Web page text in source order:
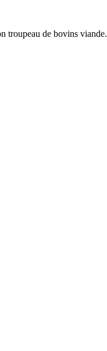
troupeau de bovins viande.